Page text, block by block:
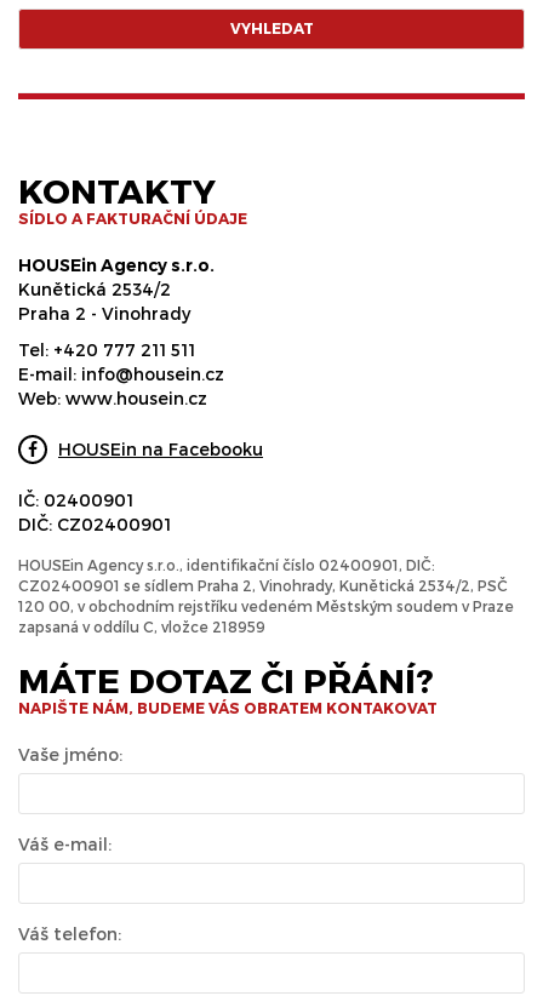
VYHLEDAT
KONTAKTY
SÍDLO A FAKTURAČNÍ ÚDAJE
HOUSEin Agency s.r.o.
Kunětická 2534/2
Praha 2 - Vinohrady
Tel: +420 777 211 511
E-mail: info@housein.cz
Web: www.housein.cz
HOUSEin na Facebooku
IČ: 02400901
DIČ: CZ02400901
HOUSEin Agency s.r.o., identifikační číslo 02400901, DIČ:
CZ02400901 se sídlem Praha 2, Vinohrady, Kunětická 2534/2, PSČ
120 00, v obchodním rejstříku vedeném Městským soudem v Praze
zapsaná v oddílu C, vložce 218959
MÁTE DOTAZ ČI PŘÁNÍ?
NAPIŠTE NÁM, BUDEME VÁS OBRATEM KONTAKOVAT
Vaše jméno:
Váš e-mail:
Váš telefon: